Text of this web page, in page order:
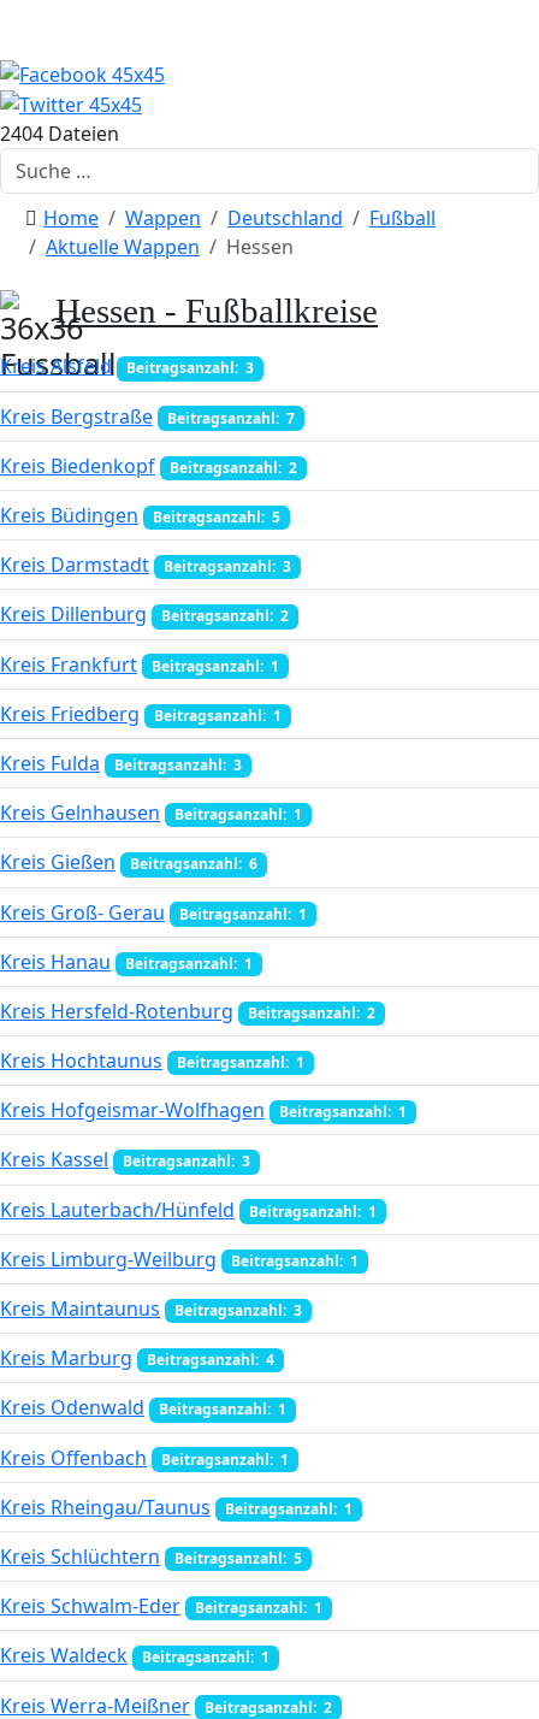
2404 Dateien
Suchen
Home Wappen Deutschland
Fußball
Aktuelle Wappen
Hessen
Hessen - Fußballkreise
Kreis Alsfeld Beitragsanzahl: 3
Kreis Bergstraße Beitragsanzahl: 7
Kreis Biedenkopf Beitragsanzahl: 2
Kreis Büdingen Beitragsanzahl: 5
Kreis Darmstadt Beitragsanzahl: 3
Kreis Dillenburg Beitragsanzahl: 2
Kreis Frankfurt Beitragsanzahl: 1
Kreis Friedberg Beitragsanzahl: 1
Kreis Fulda Beitragsanzahl: 3
Kreis Gelnhausen Beitragsanzahl: 1
Kreis Gießen Beitragsanzahl: 6
Kreis Groß- Gerau Beitragsanzahl: 1
Kreis Hanau Beitragsanzahl: 1
Kreis Hersfeld-Rotenburg Beitragsanzahl: 2
Kreis Hochtaunus Beitragsanzahl: 1
Kreis Hofgeismar-Wolfhagen Beitragsanzahl: 1
Kreis Kassel Beitragsanzahl: 3
Kreis Lauterbach/Hünfeld Beitragsanzahl: 1
Kreis Limburg-Weilburg Beitragsanzahl: 1
Kreis Maintaunus Beitragsanzahl: 3
Kreis Marburg Beitragsanzahl: 4
Kreis Odenwald Beitragsanzahl: 1
Kreis Offenbach Beitragsanzahl: 1
Kreis Rheingau/Taunus Beitragsanzahl: 1
Kreis Schlüchtern Beitragsanzahl: 5
Kreis Schwalm-Eder Beitragsanzahl: 1
Kreis Waldeck Beitragsanzahl: 1
Kreis Werra-Meißner Beitragsanzahl: 2